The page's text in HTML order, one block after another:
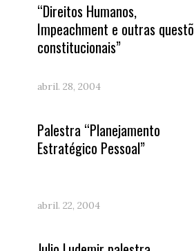
“Direitos Humanos,
Impeachment e outras
constitucionais”
abril. 28, 2004
Palestra “Planejamento
Estratégico Pessoal”
abril. 22, 2004